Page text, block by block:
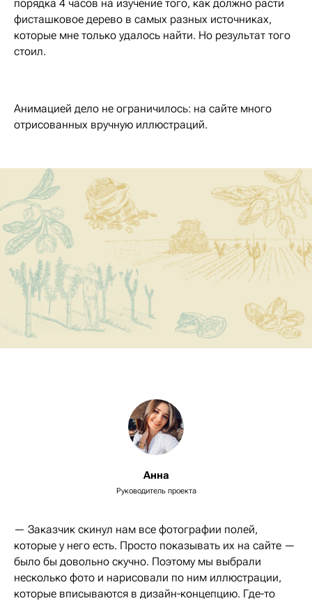
порядка 4 часов на изучение того, как должно расти
фисташковое дерево в самых разных источниках,
которые мне только удалось найти. Но результат того
стоил.
Анимацией дело не ограничилось: на сайте много
отрисованных вручную иллюстраций.
Анна
Руководитель проекта
— Заказчик скинул нам все фотографии полей,
которые у него есть. Просто показывать их на сайте —
было бы довольно скучно. Поэтому мы выбрали
несколько фото и нарисовали по ним иллюстрации,
которые вписываются в дизайн-концепцию. Где-то